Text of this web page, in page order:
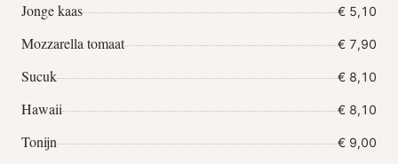
Jonge kaas € 5,10
Mozzarella tomaat € 7,90
Sucuk € 8,10
Hawaii € 8,10
Tonijn € 9,00